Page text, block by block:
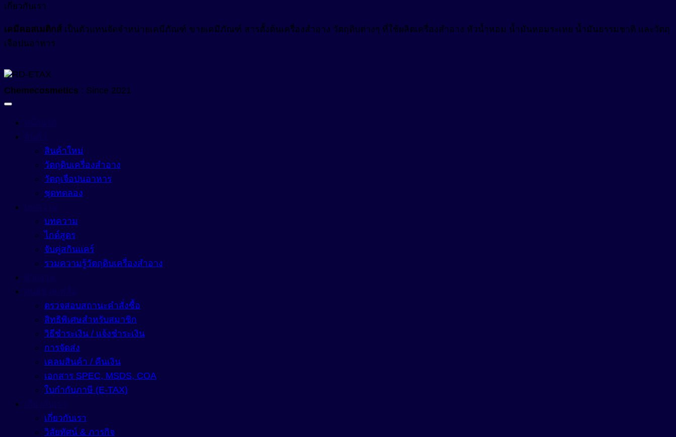
Anti Stress Repair
Anti-Allergy
Anti-Hair Loss
Anti-Inflammation
Anti-Irritation
Anti-Oxidant
Anti-Pigmentation
Anti-Pollution
Anti-Wrinkle
Astringent
Growth Reducer
Hair Conditioning Agent
Hair Growth Factor
Moisturizing Agent
Oil Control
Protective Agent
สารเพิ่มการละลาย (Solubilizer)
สารเพิ่มความข้น ในน้ำยาปรับผ้านุ่ม (Fabric Softener)
สารเพิ่มความทึบแสง (Opacifying Agent)
สารเพิ่มคุณสมบัติกันน้ำ (Waterproofing Agent)
สารให้ความชุ่มชื้น (Emollient)
Natural-Emollient
สารให้ความชุ่มชื้น (Humectant)
สีผงอนุภาคเล็กสำหรับใช้ในเครื่องสำอางเบสน้ำมัน (Castor Oil Based Pigment Dispersion)
สีย้อมพิเศษผสมน้ำ (Liquid Polymeric Color Dye)
หัวน้ำหอม (Fragrance)
อื่นๆ (Other)
เมคอัพ (Makeup)
Tone Up
เกี่ยวกับเรา
เคมีคอสเมติกส์ เป็นตัวแทนจัดจำหน่ายเคมีภัณฑ์ ขายเคมีภัณฑ์ สารตั้งต้นเครื่องสำอาง วัตถุดิบต่างๆ ที่ใช้ผลิตเครื่องสำอาง หัวน้ำหอม น้ำมันหอมระเหย น้ำมันธรรมชาติ และวัตถุ
เจือปนอาหาร
Chemecosmetics : Since 2021
สินค้าใหม่
วัตถุดิบเครื่องสำอาง
วัตถุเจือปนอาหาร
ชุดทดลอง
บทความ
ไกด์สูตร
จับคู่สกินแคร์
รวมความรู้วัตถุดิบเครื่องสำอาง
ตรวจสอบสถานะคำสั่งซื้อ
สิทธิพิเศษสำหรับสมาชิก
วิธีชำระเงิน / แจ้งชำระเงิน
การจัดส่ง
เคลมสินค้า / คืนเงิน
เอกสาร SPEC, MSDS, COA
ใบกำกับภาษี (E-TAX)
เกี่ยวกับเรา
วิสัยทัศน์ & ภารกิจ